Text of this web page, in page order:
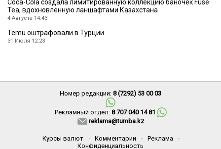
Coca-Cola создала лимитированную коллекцию баночек Fuse
Tea, вдохновленную ланшафтами Казахстана
4 Августа 14:43
Temu оштрафовали в Турции
31 Июля 12:23
Номер редакции: 8 (7292) 53 00 03
Рекламный отдел: 8 707 040 14 81
reklama@tumba.kz
Курсы валют · Комментарии · Реклама
·
Конфиденциальность